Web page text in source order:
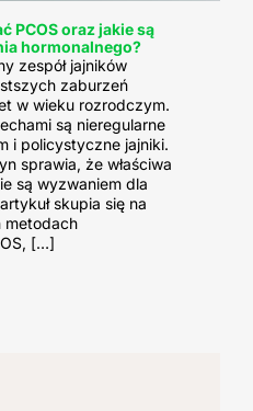
PCOS oraz jakie są
hormonalnego?
zespół jajników
zaburzeń
w wieku rozrodczym.
są nieregularne
i policystyczne jajniki.
sprawia, że właściwa
są wyzwaniem dla
skupia się na
metodach
[…]